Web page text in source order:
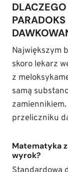
Największym
skoro lekarz
z
samą
przeliczniku
Matematyka
wyrok?